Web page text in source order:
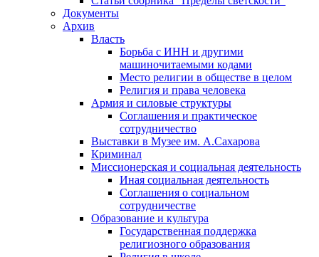
Документы
Архив
Власть
Борьба с ИНН и другими
машиночитаемыми кодами
Место религии в обществе в целом
Религия и права человека
Армия и силовые структуры
Соглашения и практическое
сотрудничество
Выставки в Музее им. А.Сахарова
Криминал
Миссионерская и социальная деятельность
Иная социальная деятельность
Соглашения о социальном
сотрудничестве
Образование и культура
Государственная поддержка
религиозного образования